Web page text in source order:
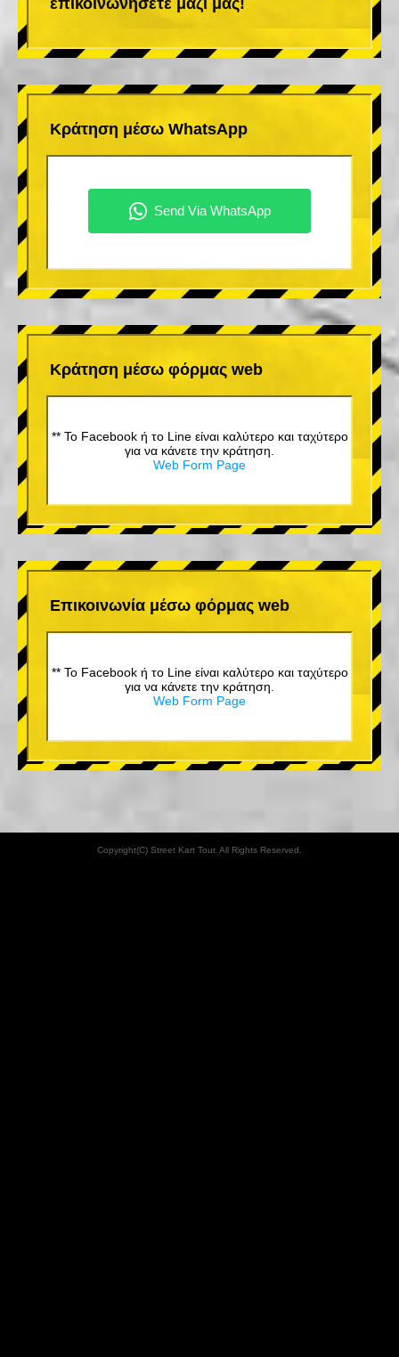
Κράτηση μέσω WhatsApp
Κράτηση μέσω φόρμας web
** Το Facebook ή το Line είναι καλύτερο και ταχύτερο
για να κάνετε την κράτηση.
Web Form Page
Επικοινωνία μέσω φόρμας web
** Το Facebook ή το Line είναι καλύτερο και ταχύτερο
για να κάνετε την κράτηση.
Web Form Page
Copyright(C) Street Kart Tour. All Rights Reserved.